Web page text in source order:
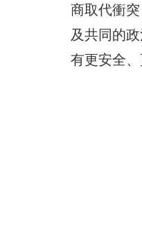
商取代衝
及共同的
有更安全、